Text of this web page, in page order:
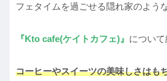
フェタイムを過ごせる隠れ家のよう
『Kto cafe(ケイトカフェ)』 について
コーヒーやスイーツの美味しさはも